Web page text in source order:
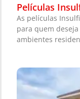
Películas
As películas
para quem
ambientes